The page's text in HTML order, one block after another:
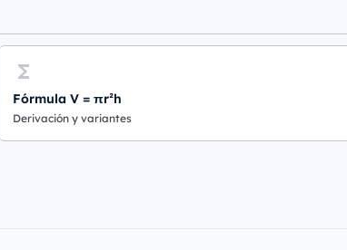
Fórmula V = πr²h
Derivación y variantes